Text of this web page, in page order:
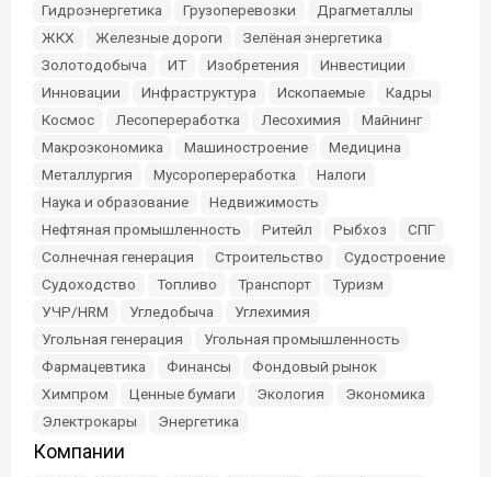
Гидроэнергетика
Грузоперевозки
Драгметаллы
ЖКХ
Железные дороги
Зелёная энергетика
Золотодобыча
ИТ Изобретения
Инвестиции
Инновации
Инфраструктура Ископаемые
Кадры
Космос
Лесопереработка Лесохимия
Майнинг
Макроэкономика
Машиностроение
Медицина
Металлургия
Мусоропереработка
Налоги
Наука и образование
Недвижимость
Нефтяная промышленность
Ритейл Рыбхоз
СПГ
Солнечная генерация
Строительство
Судостроение
Судоходство
Топливо Транспорт
Туризм
УЧР/HRM
Угледобыча
Углехимия
Угольная генерация
Угольная промышленность
Фармацевтика
Финансы
Фондовый рынок
Химпром
Ценные бумаги Экология
Экономика
Электрокары
Энергетика
Компании